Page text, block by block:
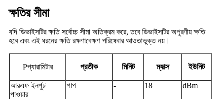
ক্ষতির সীমা
যদি ডিভাইসটির ক্ষতি সর্বোচ্চ সীমা অতিক্রম করে, তবে ডিভাইসটির অপূরণীয় ক্ষতি
হবে এবং এই ধরনের ক্ষতি রক্ষণাবেক্ষণ পরিষেবার আওতাভুক্ত নয়।
Pপ্যারামিটার প্রতীক মিনিট ম্যাক্স ইউনিট
আরএফ ইনপুট
পাওয়ার
পাপ - 18 dBm